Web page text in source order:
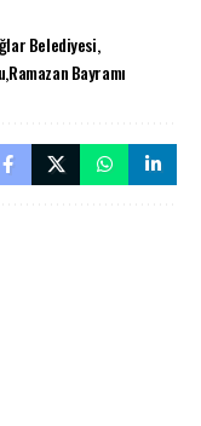
Belediyesi
Ramazan Bayramı